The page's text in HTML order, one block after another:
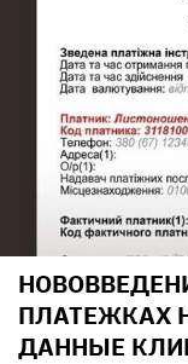
ПЛАТЕЖКАХ
ДАННЫЕ